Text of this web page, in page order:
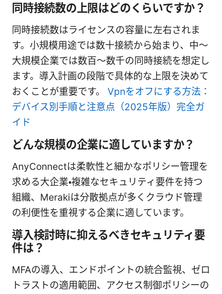
同時接続数の上限はどのくらいですか？
同時接続数はライセンスの容量に左右されま
す。小規模用途では数十接続から始まり、中〜
大規模企業では数百〜数千の同時接続を想定し
ます。導入計画の段階で具体的な上限を決めて
おくことが重要です。 Vpnをオフにする方法：
デバイス別手順と注意点（2025年版）完全ガ
イド
どんな規模の企業に適していますか？
AnyConnectは柔軟性と細かなポリシー管理を
求める大企業・複雑なセキュリティ要件を持つ
組織、Merakiは分散拠点が多くクラウド管理
の利便性を重視する企業に適しています。
導入検討時に抑えるべきセキュリティ要
件は？
MFAの導入、エンドポイントの統合監視、ゼロ
トラストの適用範囲、アクセス制御ポリシーの